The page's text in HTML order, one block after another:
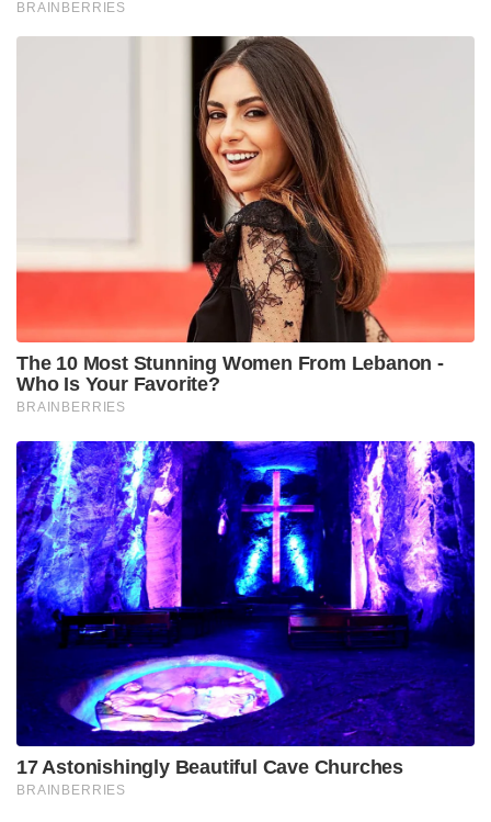
നിർത്തിവച്ചിരിക്കുകയാണ്. തിരിച്ചടി നടത്തിയ
ചൈനയുടേത് ഒഴികെ.” വാർത്താക്കുറിപ്പിൽ പറയുന്നു.
തന്ത്രപരമായ വിഭവങ്ങളുടെ ഇറക്കുമതിയെക്കുറിച്ച്
ദേശീയ സുരക്ഷാ ഏജൻസികൾ അന്വേഷണം
ആരംഭിച്ചതായും വൈറ്റ് ഹൗസ് വെളിപ്പെടുത്തി. നൂതന
ഉൽപ്പാദനത്തിനും പ്രതിരോധ സാങ്കേതിക
വിദ്യകൾക്കും നിർണായകമായ വിദേശ അസംസ്കൃത
വസ്തുക്കളെ അമേരിക്ക ആശ്രയിക്കുന്നതിനെക്കുറിച്ച്
നേരത്തേ തന്നെ അമേരിക്കൻ ഭരണകൂടത്തിന്
ആശങ്കകൾ ഉണ്ടായിരുന്നു. സൈനിക, പ്രതിരോധ
മേഖലയിൽ ഉപയോഗിക്കുന്ന പല അസംസ്കൃത
വസ്തുക്കളും ചൈനയിൽ നിന്നാണ് അമേരിക്ക ഇ
റക്കുമതി ചെയ്തിരുന്നത്. ഇത് മനസ്സിലാക്കി ഈ
അസംസ്കൃത വസ്തുക്കൾ അമേരിക്കക്ക്
നിയന്ത്രണങ്ങളും ചൈന നടപ്പിലാക്കി. ഇതാണ്
അമേരിക്കയെ ചൊടിപ്പിച്ചിരിക്കുന്നതെന്നാണ്
റിപ്പോർട്ടുകൾ സൂചിപ്പിക്കുന്നത്.
അമേരിക്കൻ വ്യവസായങ്ങളെ സംരക്ഷിക്കുന്നതിനും
വിതരണ ശൃംഖലകൾ സുരക്ഷിതമാക്കുന്നതിനുമുള്ള
തൻ്റെ പ്രതിബദ്ധതയുടെ തുടർച്ചയായാണ് ട്രംപ് ഈ
നീക്കത്തെ വിശേഷിപ്പിക്കുന്നത്.
245% വരെയുള്ള നികുതികൾ ബാധിക്കുന്നത്
ഏതൊക്കെ ഉൽപ്പന്നങ്ങളെയാണെന്നുള്ള കൃത്യമായ
പട്ടിക ഇതുവരെ അമേരിക്ക വെളിപ്പെടുത്തിയിട്ടില്ല.